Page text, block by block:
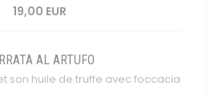
19,00 EUR
AL ARTUFO
son huile de truffe avec foccacia